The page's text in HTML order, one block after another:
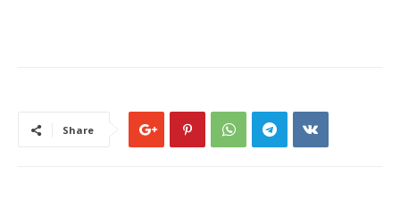
Share